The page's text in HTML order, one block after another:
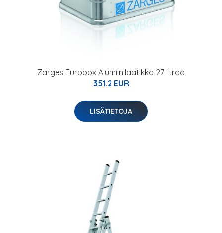
Zarges Eurobox Alumiinilaatikko 27 litraa
351.2 EUR
LISÄTIETOJA